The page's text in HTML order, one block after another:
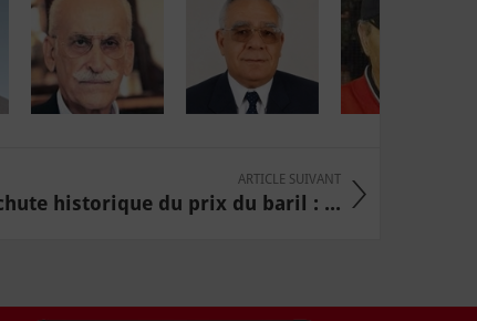
ARTICLE SUIVANT
historique du prix du baril : ...